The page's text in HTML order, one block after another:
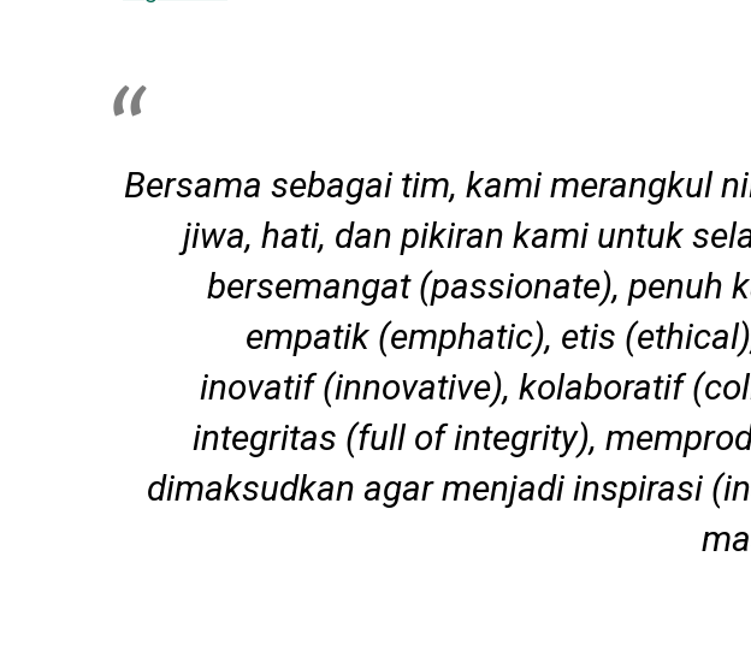
Bersama sebagai tim, kami merangkul
jiwa, hati, dan pikiran kami untuk
bersemangat (passionate), penuh
empatik (emphatic), etis (ethical)
inovatif(innovative), kolaboratif
integritas (full of integrity),
dimaksudkan agar menjadi inspirasi